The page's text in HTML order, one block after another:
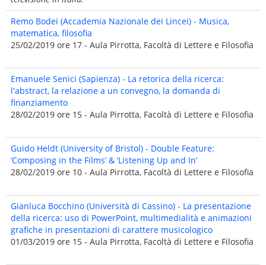
Remo Bodei (Accademia Nazionale dei Lincei) - Musica,
matematica, filosofia
25/02/2019 ore 17 - Aula Pirrotta, Facoltà di Lettere e Filosofia
Emanuele Senici (Sapienza) - La retorica della ricerca:
l'abstract, la relazione a un convegno, la domanda di
finanziamento
28/02/2019 ore 15 - Aula Pirrotta, Facoltà di Lettere e Filosofia
Guido Heldt (University of Bristol) - Double Feature:
‘Composing in the Films’ & ‘Listening Up and In’
28/02/2019 ore 10 - Aula Pirrotta, Facoltà di Lettere e Filosofia
Gianluca Bocchino (Università di Cassino) - La presentazione
della ricerca: uso di PowerPoint, multimedialità e animazioni
grafiche in presentazioni di carattere musicologico
01/03/2019 ore 15 - Aula Pirrotta, Facoltà di Lettere e Filosofia